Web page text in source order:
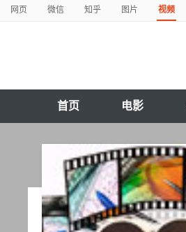
网页 微信 知乎 图片 视频
首页 电影